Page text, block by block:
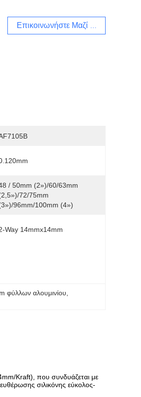
Επικοινωνήστε Μαζί Μας
/ 50mm (2»)/60/63mm
72/75mm
96mm/100mm (4»)
Way 14mmx14mm
φύλλων αλουμινίου
Kraft), που συνδυάζεται με
σιλικόνης εύκολος-